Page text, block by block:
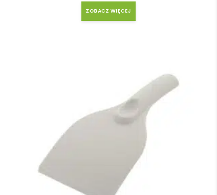
ZOBACZ WIĘCEJ